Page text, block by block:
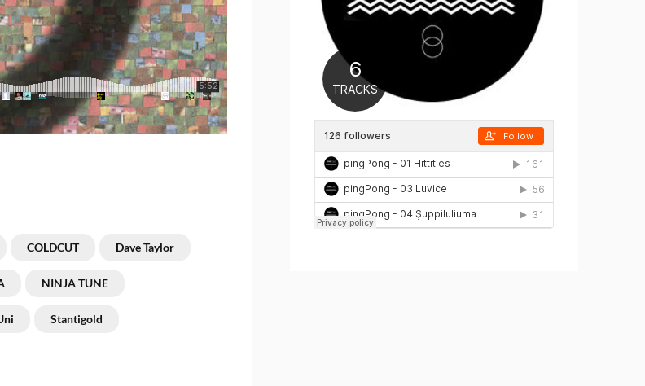
COLDCUT Dave Taylor
NINJA TUNE
Stantigold